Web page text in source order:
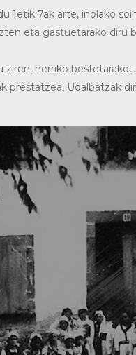
1etik 7ak arte, inolako
eta gastuetarako diru
herriko
prestatzea, Udalbatzak